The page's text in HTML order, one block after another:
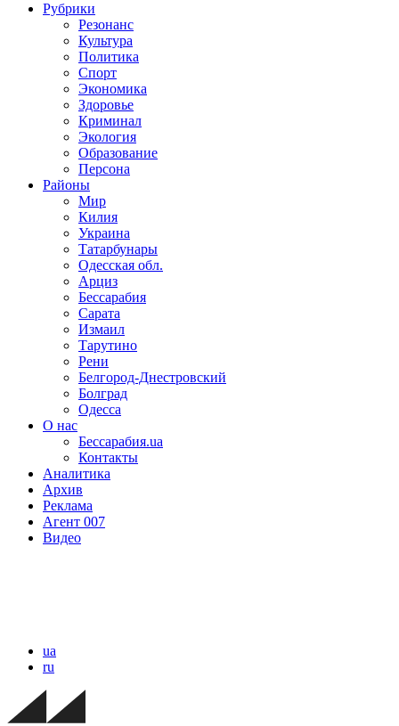
Рубрики
Резонанс
Культура
Политика
Спорт
Экономика
Здоровье
Криминал
Экология
Образование
Персона
Районы
Мир
Килия
Украина
Татарбунары
Одесская обл.
Арциз
Бессарабия
Сарата
Измаил
Тарутино
Рени
Белгород-Днестровский
Болград
Одесса
О нас
Бессарабия.ua
Контакты
Аналитика
Архив
Реклама
Агент 007
Видео
ua
ru